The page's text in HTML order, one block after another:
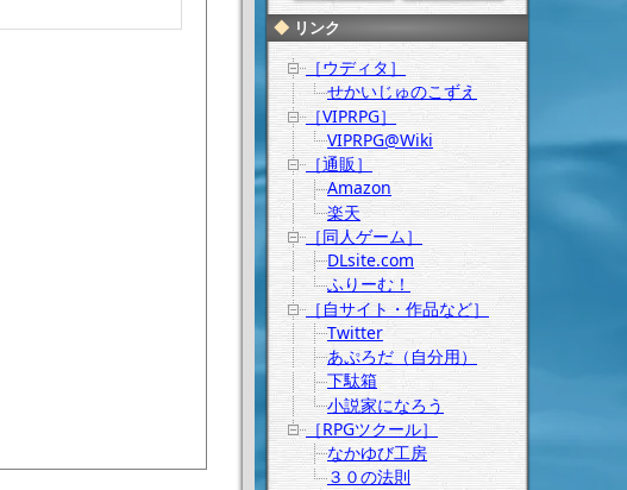
リンク
［ウディタ］
せかいじゅのこずえ
［VIPRPG］
VIPRPG@Wiki
［通販］
Amazon
楽天
［同人ゲーム］
DLsite.com
ふりーむ！
［自サイト・作品など］
Twitter
あぷろだ（自分用）
下駄箱
小説家になろう
［RPGツクール］
なかゆび工房
３０の法則